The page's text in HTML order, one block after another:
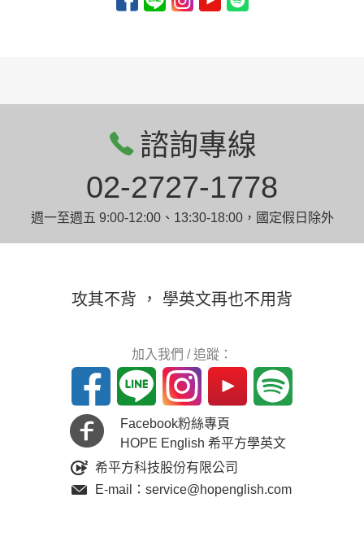
諮詢專線
02-2727-1778
週一至週五 9:00-12:00、13:30-18:00，國定假日除外
攻其不背 ， 學英文再也不用背
加入我們 / 追蹤：
Facebook粉絲專頁
HOPE English 希平方學英文
希平方科技股份有限公司
E-mail：service@hopenglish.com